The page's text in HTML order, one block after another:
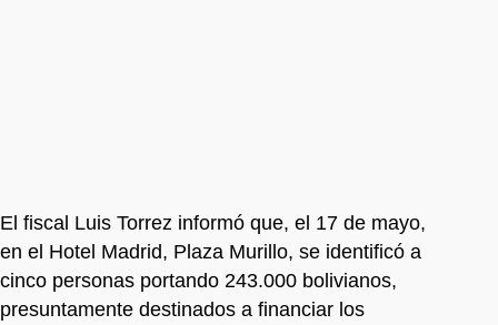
El fiscal Luis Torrez informó que, el 17 de mayo,
en el Hotel Madrid, Plaza Murillo, se identificó a
cinco personas portando 243.000 bolivianos,
presuntamente destinados a financiar los